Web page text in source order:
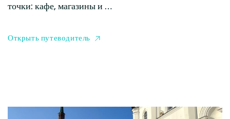
точки: кафе, магазины и …
Открыть путеводитель